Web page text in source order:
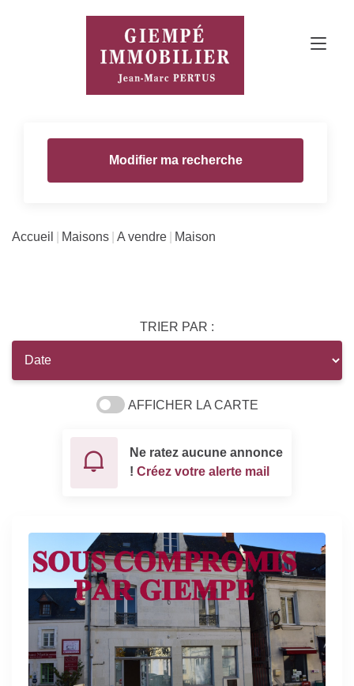
Modifier ma recherche
Accueil Maisons A vendre Maison
TRIER PAR :
AFFICHER LA CARTE
Ne ratez aucune annonce
! Créez votre alerte mail